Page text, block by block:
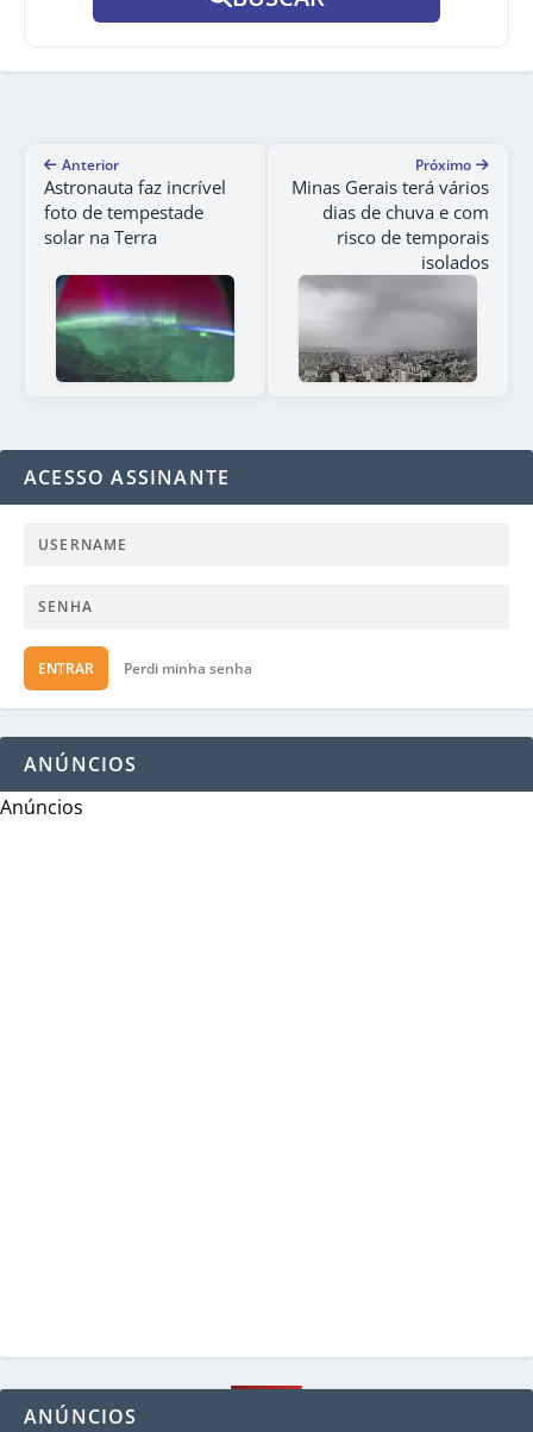
Anterior
Astronauta faz incrível
foto de tempestade
solar na Terra
Próximo
Minas Gerais terá vários
dias de chuva e com
risco de temporais
isolados
ACESSO ASSINANTE
ENTRAR Perdi minha senha
ANÚNCIOS
Anúncios
ANÚNCIOS